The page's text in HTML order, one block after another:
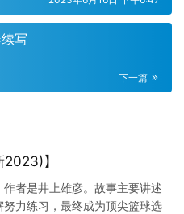
写
下一篇
】
者是井上雄彦。故事主要讲述
力练习，最终成为顶尖篮球选